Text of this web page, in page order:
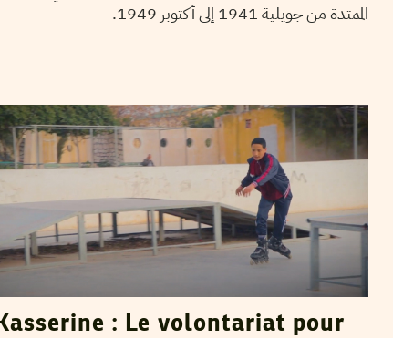
الممتدة من جويلية 1941 إلى أكتوبر 1949.
Kasserine : Le volontariat pour